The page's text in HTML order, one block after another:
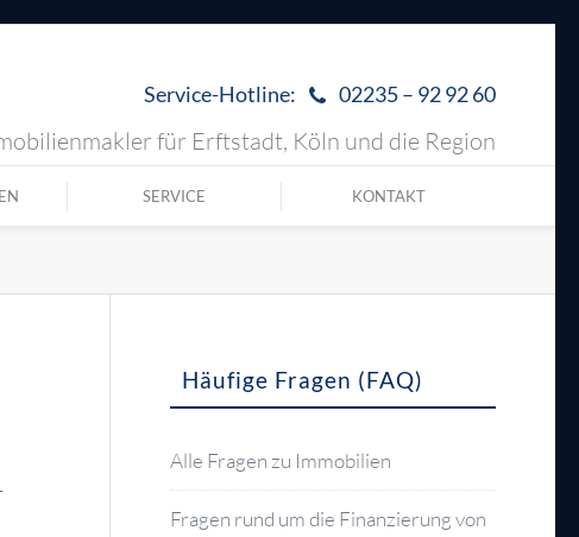
Service-Hotline: 02235 – 92 92 60
für Erftstadt, Köln und die Region
SERVICE KONTAKT
Häufige Fragen (FAQ)
Alle Fragen zu Immobilien
Fragen rund um die Finanzierung von